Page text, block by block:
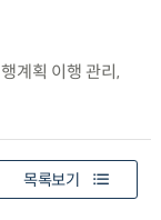
계획 이행 관리,
목록보기